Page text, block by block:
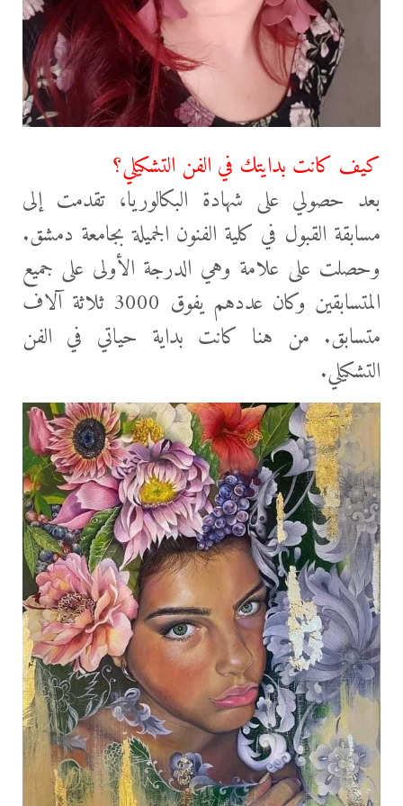
كيف كانت بدايتك في الفن التشكيلي؟
بعد حصولي على شهادة البكالوريا، تقدمت إلى
مسابقة القبول في كلية الفنون الجميلة بجامعة دمشق.
وحصلت على علامة وهي الدرجة الأولى على جميع
المتسابقين وكان عددهم يفوق 3000 ثلاثة آلاف
متسابق. من هنا كانت بداية حياتي في الفن
التشكيلي.